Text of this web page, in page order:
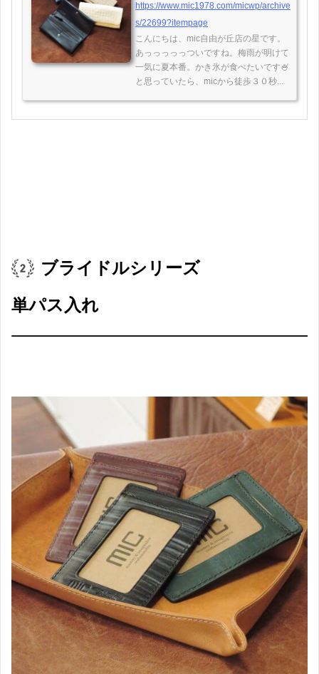
https://www.mic1978.com/micwp/archive
s/22699?itempage
こんにちは、mic自由が丘店の星です。
あっっっっっついですね。梅雨が明けて
一気に夏本番。かき氷が食べたいです🍧
と思っていたら、micから徒歩３０秒...
ブライドルシリーズ
単パス入れ